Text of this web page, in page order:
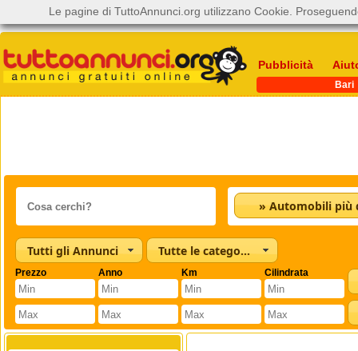
Pubblicità
Bari
Tutti gli Annunci Tutte le categorie
Prezzo Anno Km Cilindrata
Le pagine di TuttoAnnunci.org utilizzano Cookie.